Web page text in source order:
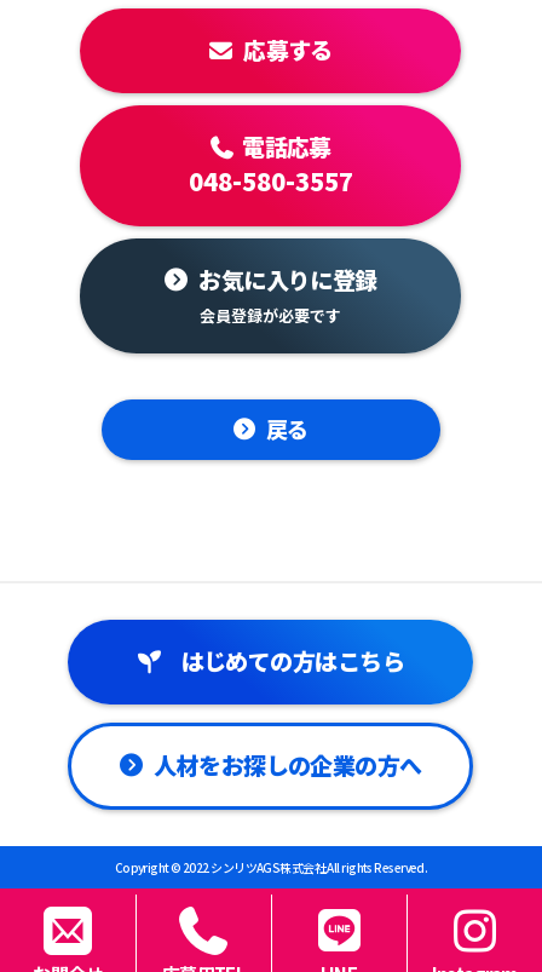
応募する
電話応募
048-580-3557
お気に入りに登録
戻る
はじめての方はこちら
人材をお探しの企業の方へ
Copyright © 2022 シンリツAGS株式会社 All rights Reserved.